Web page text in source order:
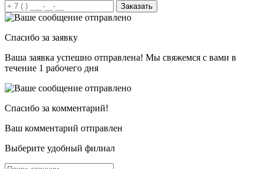
Заказать
Спасибо за заявку
Ваша заявка успешно отправлена! Мы свяжемся с вами в
течение 1 рабочего дня
Спасибо за комментарий!
Ваш комментарий отправлен
Выберите удобный филиал